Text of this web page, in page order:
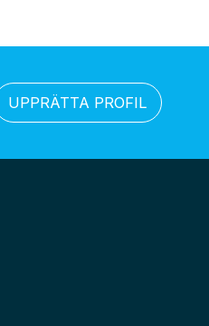
UPPRÄTTA PROFIL